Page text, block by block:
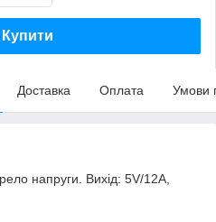
Купити
Доставка Оплата Умови
напруги. Вихід: 5V/12A,